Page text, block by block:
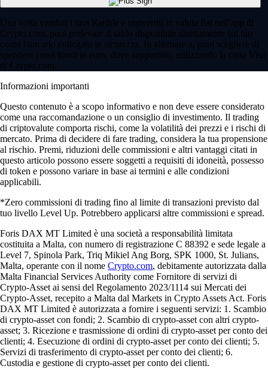
Una volta venduti i tuoi Rarible e convertiti in valuta fiat nell'app di
Crypto.com, puoi prelevare il saldo disponibile direttamente sul tuo
conto bancario collegato in sicurezza. In alternativa, puoi scegliere di
spendere i tuoi fondi in euro, dove supportato, utilizzando la carta Visa
di Crypto.com.
Informazioni importanti
Questo contenuto è a scopo informativo e non deve essere considerato
come una raccomandazione o un consiglio di investimento. Il trading
di criptovalute comporta rischi, come la volatilità dei prezzi e i rischi di
mercato. Prima di decidere di fare trading, considera la tua propensione
al rischio. Premi, riduzioni delle commissioni e altri vantaggi citati in
questo articolo possono essere soggetti a requisiti di idoneità, possesso
di token e possono variare in base ai termini e alle condizioni
applicabili.
*Zero commissioni di trading fino al limite di transazioni previsto dal
tuo livello Level Up. Potrebbero applicarsi altre commissioni e spread.
Foris DAX MT Limited è una società a responsabilità limitata
costituita a Malta, con numero di registrazione C 88392 e sede legale a
Level 7, Spinola Park, Triq Mikiel Ang Borg, SPK 1000, St. Julians,
Malta, operante con il nome Crypto.com, debitamente autorizzata dalla
Malta Financial Services Authority come Fornitore di servizi di
Crypto-Asset ai sensi del Regolamento 2023/1114 sui Mercati dei
Crypto-Asset, recepito a Malta dal Markets in Crypto Assets Act. Foris
DAX MT Limited è autorizzata a fornire i seguenti servizi: 1. Scambio
di crypto-asset con fondi; 2. Scambio di crypto-asset con altri crypto-
asset; 3. Ricezione e trasmissione di ordini di crypto-asset per conto dei
clienti; 4. Esecuzione di ordini di crypto-asset per conto dei clienti; 5.
Servizi di trasferimento di crypto-asset per conto dei clienti; 6.
Custodia e gestione di crypto-asset per conto dei clienti.